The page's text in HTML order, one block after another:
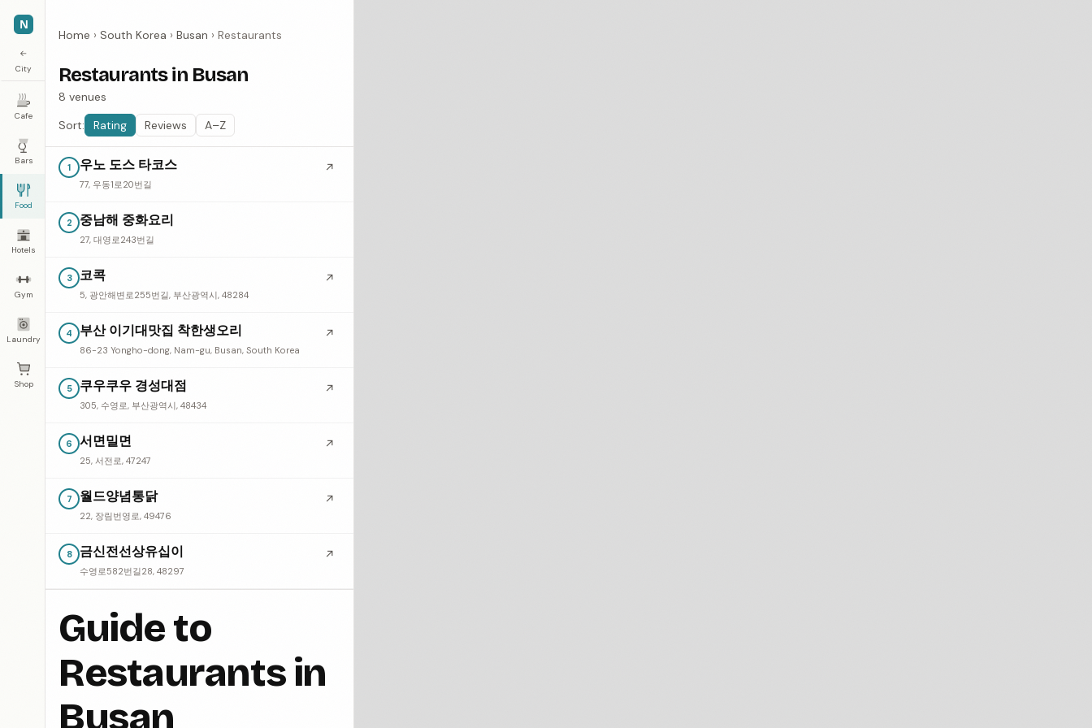
N
←
City
Cafe
Bars
Food
Hotels
Gym
Laundry
Shop
Home › South Korea › Busan › Restaurants
Restaurants in Busan
8 venues
Sort:
Rating Reviews A–Z
1 우노 도스 타코스
77, 우동1로20번길
↗
2 중남해 중화요리
27, 대영로243번길
3 코콕
5, 광안해변로255번길, 부산광역시, 48284
↗
4 부산 이기대맛집 착한생오리
86-23 Yongho-dong, Nam-gu, Busan, South Korea
↗
5 쿠우쿠우 경성대점
305, 수영로, 부산광역시, 48434
↗
6 서면밀면
25, 서전로, 47247
↗
7 월드양념통닭
22, 장림번영로, 49476
↗
8 금신전선상유십이
수영로582번길28, 48297
↗
Guide to
Restaurants in
Busan